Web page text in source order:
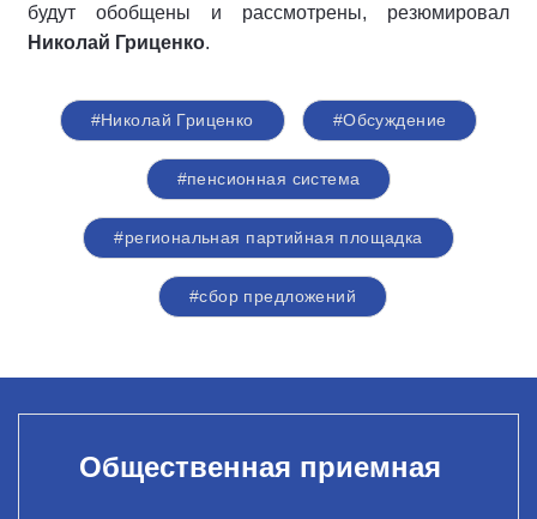
будут обобщены и рассмотрены, резюмировал
Николай Гриценко.
#Николай Гриценко #Обсуждение
#пенсионная система
#региональная партийная площадка
#сбор предложений
Общественная приемная